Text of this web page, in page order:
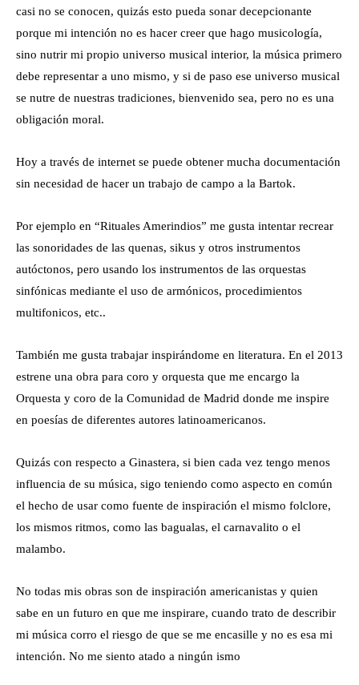
casi no se conocen, quizás esto pueda sonar decepcionante
porque mi intención no es hacer creer que hago musicología,
sino nutrir mi propio universo musical interior, la música primero
debe representar a uno mismo, y si de paso ese universo musical
se nutre de nuestras tradiciones, bienvenido sea, pero no es una
obligación moral.
Hoy a través de internet se puede obtener mucha documentación
sin necesidad de hacer un trabajo de campo a la Bartok.
Por ejemplo en “Rituales Amerindios” me gusta intentar recrear
las sonoridades de las quenas, sikus y otros instrumentos
autóctonos, pero usando los instrumentos de las orquestas
sinfónicas mediante el uso de armónicos, procedimientos
multifonicos, etc..
También me gusta trabajar inspirándome en literatura. En el 2013
estrene una obra para coro y orquesta que me encargo la
Orquesta y coro de la Comunidad de Madrid donde me inspire
en poesías de diferentes autores latinoamericanos.
Quizás con respecto a Ginastera, si bien cada vez tengo menos
influencia de su música, sigo teniendo como aspecto en común
el hecho de usar como fuente de inspiración el mismo folclore,
los mismos ritmos, como las bagualas, el carnavalito o el
malambo.
No todas mis obras son de inspiración americanistas y quien
sabe en un futuro en que me inspirare, cuando trato de describir
mi música corro el riesgo de que se me encasille y no es esa mi
intención. No me siento atado a ningún ismo